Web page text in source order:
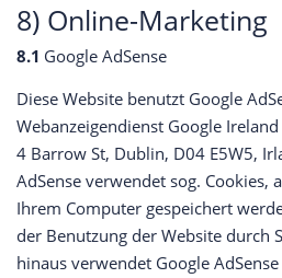
8) Online-Marketing
8.1 Google AdSense
Diese Website benutzt Google
Webanzeigendienst Google
4 Barrow St, Dublin, D04 E5W5,
AdSense verwendet sog. Cookies,
Ihrem Computer gespeichert
der Benutzung der Website durch
hinaus verwendet Google